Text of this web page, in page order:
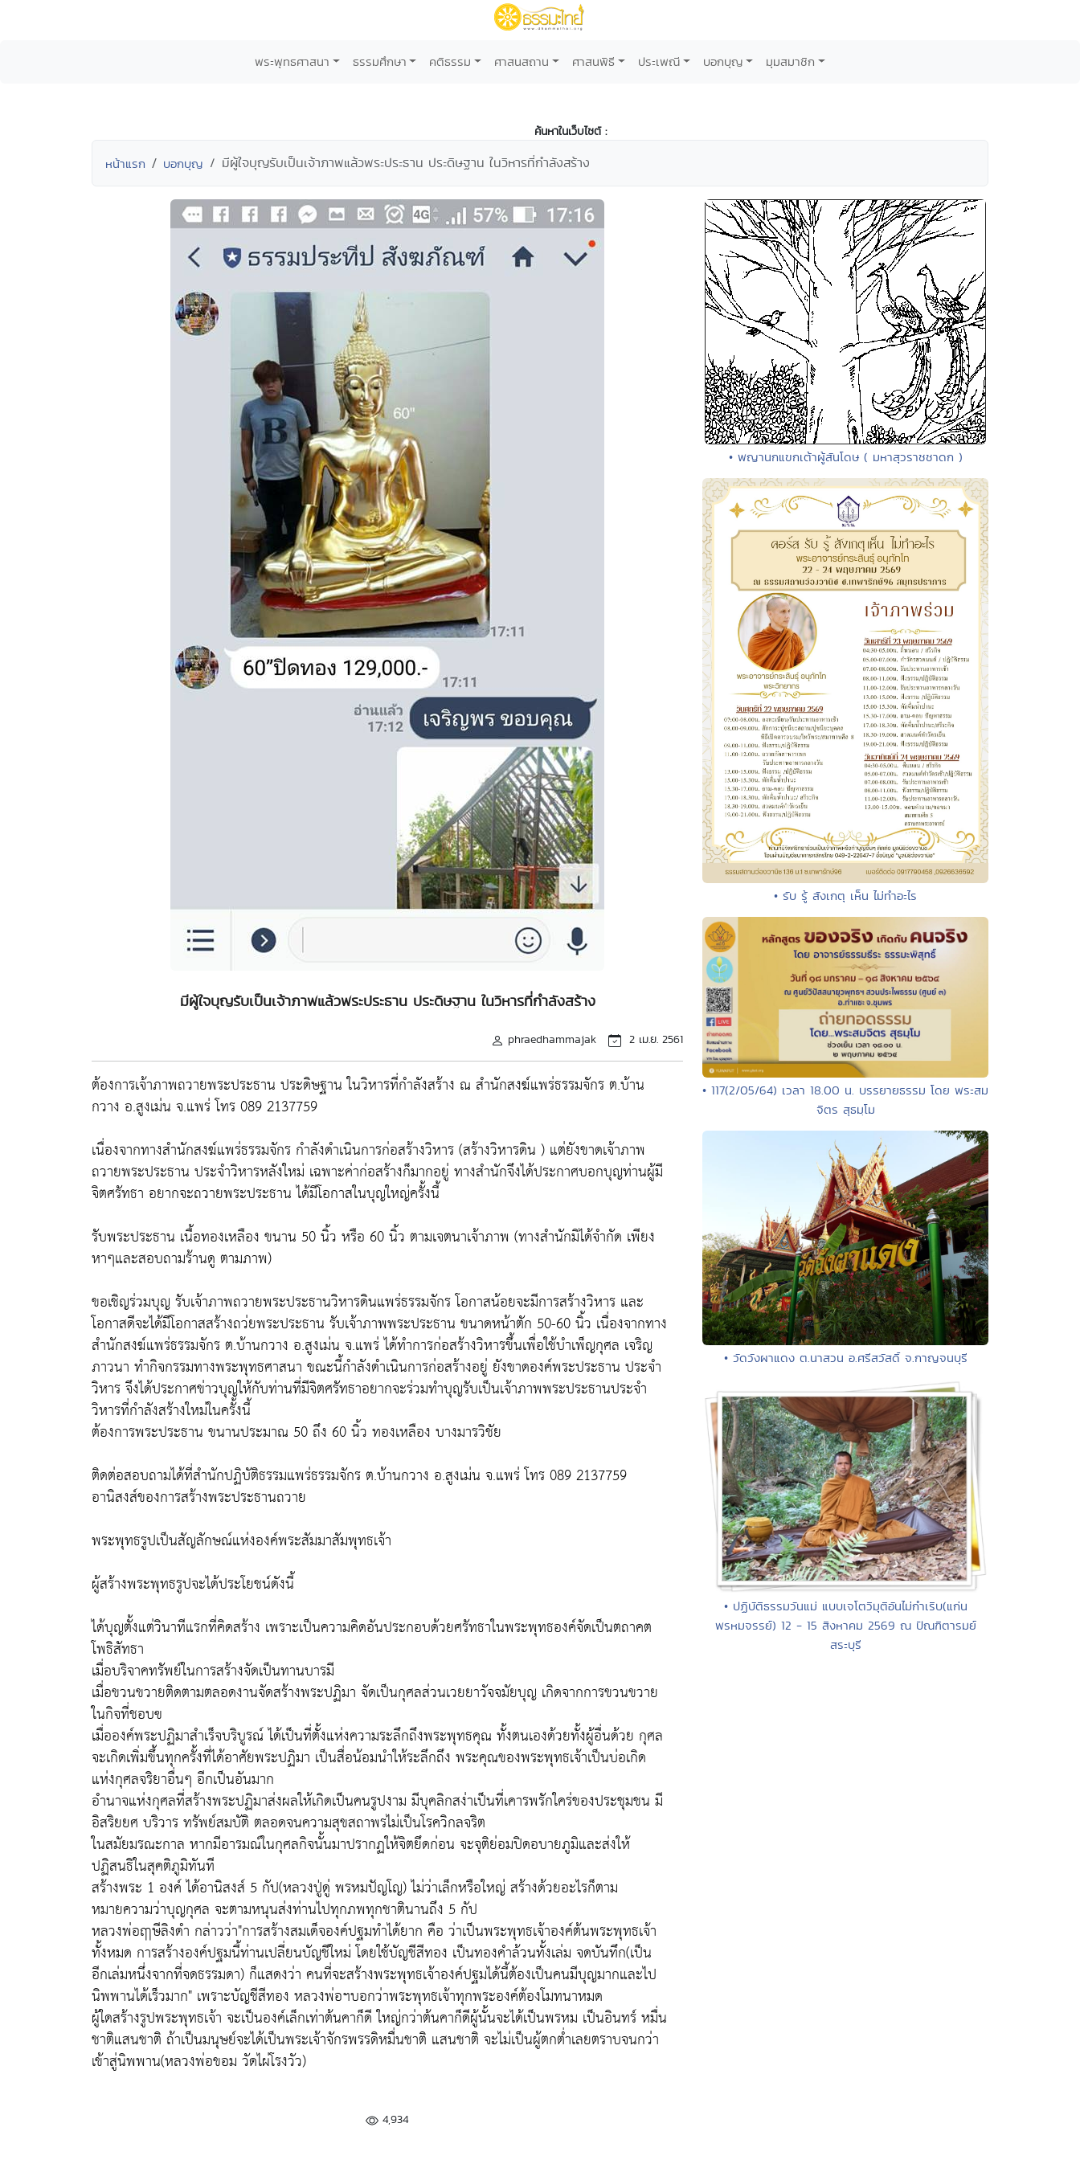
พระพุทธศาสนา ธรรมศึกษา คติธรรม ศาสนสถาน ศาสนพิธี ประเพณี บอกบุญ มุมสมาชิก
ค้นหาในเว็บไซต์ :
หน้าแรก บอกบุญ มีผู้ใจบุญรับเป็นเจ้าภาพแล้วพระประธาน ประดิษฐาน ในวิหารที่กำลังสร้าง
มีผู้ใจบุญรับเป็นเจ้าภาพแล้วพระประธาน ประดิษฐาน ในวิหารที่กำลังสร้าง
phraedhammajak 2 เม.ย. 2561
ต้องการเจ้าภาพถวายพระประธาน ประดิษฐาน ในวิหารที่กำลังสร้าง ณ สำนักสงฆ์แพร่ธรรมจักร ต.บ้าน
กวาง อ.สูงเม่น จ.แพร่ โทร 089 2137759
เนื่องจากทางสำนักสงฆ์แพร่ธรรมจักร กำลังดำเนินการก่อสร้างวิหาร (สร้างวิหารดิน ) แต่ยังขาดเจ้าภาพ
ถวายพระประธาน ประจำวิหารหลังใหม่ เฉพาะค่าก่อสร้างก็มากอยู่ ทางสำนักจึงได้ประกาศบอกบุญท่านผู้มี
จิตศรัทธา อยากจะถวายพระประธาน ได้มีโอกาสในบุญใหญ่ครั้งนี้
รับพระประธาน เนื้อทองเหลือง ขนาน 50 นิ้ว หรือ 60 นิ้ว ตามเจตนาเจ้าภาพ (ทางสำนักมิได้จำกัด เพียง
หาๆและสอบถามร้านดู ตามภาพ)
ขอเชิญร่วมบุญ รับเจ้าภาพถวายพระประธานวิหารดินแพร่ธรรมจักร โอกาสน้อยจะมีการสร้างวิหาร และ
โอกาสดีจะได้มีโอกาสสร้างถว่ยพระประธาน รับเจ้าภาพพระประธาน ขนาดหน้าตัก 50-60 นิ้ว เนื่องจากทาง
สำนักสงฆ์แพร่ธรรมจักร ต.บ้านกวาง อ.สูงเม่น จ.แพร่ ได้ทำการก่อสร้างวิหารขึ้นเพื่อใช้บำเพ็ญกุศล เจริญ
ภาวนา ทำกิจกรรมทางพระพุทธศาสนา ขณะนี้กำลังดำเนินการก่อสร้างอยู่ ยังขาดองค์พระประธาน ประจำ
วิหาร จึงได้ประกาศข่าวบุญให้กับท่านที่มีจิตศรัทธาอยากจะร่วมทำบุญรับเป็นเจ้าภาพพระประธานประจำ
วิหารที่กำลังสร้างใหม่ในครั้งนี้
ต้องการพระประธาน ขนานประมาณ 50 ถึง 60 นิ้ว ทองเหลือง บางมารวิชัย
ติดต่อสอบถามได้ที่สำนักปฏิบัติธรรมแพร่ธรรมจักร ต.บ้านกวาง อ.สูงเม่น จ.แพร่ โทร 089 2137759
อานิสงส์ของการสร้างพระประธานถวาย
พระพุทธรูปเป็นสัญลักษณ์แห่งองค์พระสัมมาสัมพุทธเจ้า
ผู้สร้างพระพุทธรูปจะได้ประโยชน์ดังนี้
ได้บุญตั้งแต่วินาทีแรกที่คิดสร้าง เพราะเป็นความคิดอันประกอบด้วยศรัทธาในพระพุทธองค์จัดเป็นตถาคต
โพธิสัทธา
เมื่อบริจาคทรัพย์ในการสร้างจัดเป็นทานบารมี
เมื่อขวนขวายติดตามตลอดงานจัดสร้างพระปฏิมา จัดเป็นกุศลส่วนเวยยาวัจจมัยบุญ เกิดจากการขวนขวาย
ในกิจที่ชอบฃ
เมื่อองค์พระปฏิมาสำเร็จบริบูรณ์ ได้เป็นที่ตั้งแห่งความระลึกถึงพระพุทธคุณ ทั้งตนเองด้วยทั้งผู้อื่นด้วย กุศล
จะเกิดเพิ่มขึ้นทุกครั้งที่ได้อาศัยพระปฏิมา เป็นสื่อน้อมนำให้ระลึกถึง พระคุณของพระพุทธเจ้าเป็นบ่อเกิด
แห่งกุศลจริยาอื่นๆ อีกเป็นอันมาก
อำนาจแห่งกุศลที่สร้างพระปฏิมาส่งผลให้เกิดเป็นคนรูปงาม มีบุคลิกสง่าเป็นที่เคารพรักใคร่ของประชุมชน มี
อิสริยยศ บริวาร ทรัพย์สมบัติ ตลอดจนความสุขสถาพรไม่เป็นโรควิกลจริต
ในสมัยมรณะกาล หากมีอารมณ์ในกุศลกิจนั้นมาปรากฏให้จิตยึดก่อน จะจุติย่อมปิดอบายภูมิและส่งให้
ปฏิสนธิในสุคติภูมิทันที
สร้างพระ 1 องค์ ได้อานิสงส์ 5 กัป(หลวงปู่ดู่ พรหมปัญโญ) ไม่ว่าเล็กหรือใหญ่ สร้างด้วยอะไรก็ตาม
หมายความว่าบุญกุศล จะตามหนุนส่งท่านไปทุกภพทุกชาตินานถึง 5 กัป
หลวงพ่อฤาษีลิงดำ กล่าวว่า"การสร้างสมเด็จองค์ปฐมทำได้ยาก คือ ว่าเป็นพระพุทธเจ้าองค์ต้นพระพุทธเจ้า
ทั้งหมด การสร้างองค์ปฐมนี้ท่านเปลี่ยนบัญชีใหม่ โดยใช้บัญชีสีทอง เป็นทองคำล้วนทั้งเล่ม จดบันทึก(เป็น
อีกเล่มหนึ่งจากที่จดธรรมดา) ก็แสดงว่า คนที่จะสร้างพระพุทธเจ้าองค์ปฐมได้นี้ต้องเป็นคนมีบุญมากและไป
นิพพานได้เร็วมาก" เพราะบัญชีสีทอง หลวงพ่อฯบอกว่าพระพุทธเจ้าทุกพระองค์ต้องโมทนาหมด
ผู้ใดสร้างรูปพระพุทธเจ้า จะเป็นองค์เล็กเท่าต้นคาก็ดี ใหญ่กว่าต้นคาก็ดีผู้นั้นจะได้เป็นพรหม เป็นอินทร์ หมื่น
ชาติแสนชาติ ถ้าเป็นมนุษย์จะได้เป็นพระเจ้าจักรพรรดิหมื่นชาติ แสนชาติ จะไม่เป็นผู้ตกต่ำเลยตราบจนกว่า
เข้าสู่นิพพาน(หลวงพ่อขอม วัดไผ่โรงวัว)
4,934
• พญานกแขกเต้าผู้สันโดษ ( มหาสุวราชชาดก )
• รับ รู้ สังเกตุ เห็น ไม่ทำอะไร
• 117(2/05/64) เวลา 18.00 น. บรรยายธรรม โดย พระสม
จิตร สุธมฺโม
• วัดวังผาแดง ต.นาสวน อ.ศรีสวัสดิ์ จ.กาญจนบุรี
• ปฏิบัติธรรมวันแม่ แบบเจโตวิมุติอันไม่กำเริบ(แก่น
พรหมจรรย์) 12 - 15 สิงหาคม 2569 ณ ปัณฑิตารมย์
สระบุรี